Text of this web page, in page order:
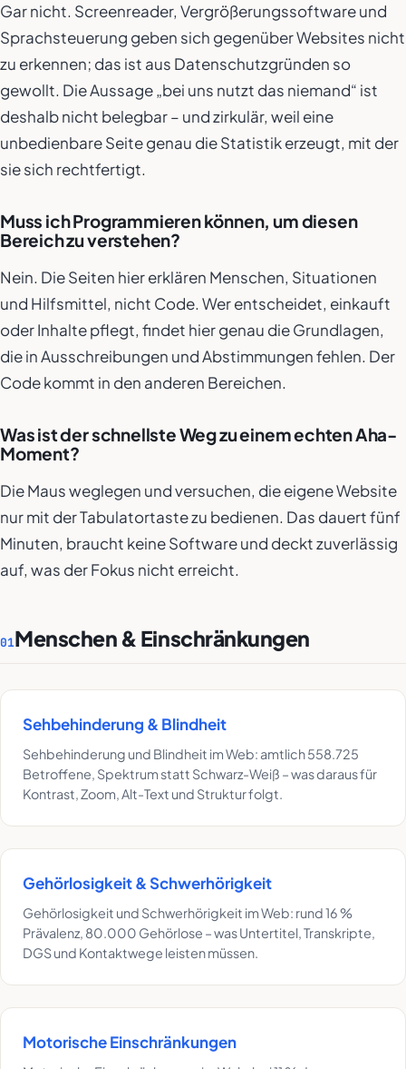
Gar nicht. Screenreader, Vergrößerungssoftware und
Sprachsteuerung geben sich gegenüber Websites nicht
zu erkennen; das ist aus Datenschutzgründen so
gewollt. Die Aussage „bei uns nutzt das niemand“ ist
deshalb nicht belegbar – und zirkulär, weil eine
unbedienbare Seite genau die Statistik erzeugt, mit der
sie sich rechtfertigt.
Muss ich Programmieren können, um diesen
Bereich zu verstehen?
Nein. Die Seiten hier erklären Menschen, Situationen
und Hilfsmittel, nicht Code. Wer entscheidet, einkauft
oder Inhalte pflegt, findet hier genau die Grundlagen,
die in Ausschreibungen und Abstimmungen fehlen. Der
Code kommt in den anderen Bereichen.
Was ist der schnellste Weg zu einem echten Aha-
Moment?
Die Maus weglegen und versuchen, die eigene Website
nur mit der Tabulatortaste zu bedienen. Das dauert fünf
Minuten, braucht keine Software und deckt zuverlässig
auf, was der Fokus nicht erreicht.
01Menschen & Einschränkungen
Sehbehinderung & Blindheit
Sehbehinderung und Blindheit im Web: amtlich 558.725
Betroffene, Spektrum statt Schwarz-Weiß – was daraus für
Kontrast, Zoom, Alt-Text und Struktur folgt.
Gehörlosigkeit & Schwerhörigkeit
Gehörlosigkeit und Schwerhörigkeit im Web: rund 16 %
Prävalenz, 80.000 Gehörlose – was Untertitel, Transkripte,
DGS und Kontaktwege leisten müssen.
Motorische Einschränkungen